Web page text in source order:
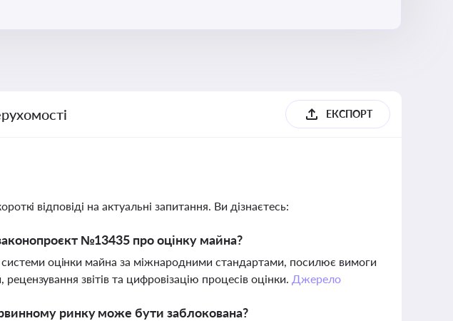
ЕКСПОРТ
відповіді на актуальні запитання. Ви дізнаєтесь:
№13435 про оцінку майна?
оцінки майна за міжнародними стандартами, посилює вимоги
звітів та цифровізацію процесів оцінки. Джерело
ринку може бути заблокована?